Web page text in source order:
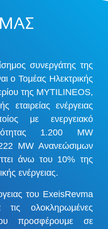
συνεργάτης της
ο Τομέας Ηλεκτρικής
της MYTILINEOS,
εταιρείας ενέργειας
με ενεργειακό
1.200 MW
MW Ανανεώσιμων
άνω του 10% της
ενέργειας.
του ExeisRevma
ολοκληρωμένες
προσφέρουμε σε